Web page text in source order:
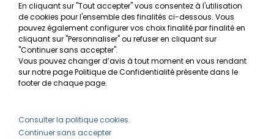
MON COMPTE
Avantages
Créer un compte client
Besoin d'aide ?
En cliquant sur "Tout accepter" vous consentez à l'utilisation
de cookies pour l'ensemble des finalités ci-dessous. Vous
pouvez également configurer vos choix finalité par finalité en
cliquant sur "Personnaliser" ou refuser en cliquant sur
"Continuer sans accepter".
Vous pouvez changer d’avis à tout moment en vous rendant
sur notre page Politique de Confidentialité présente dans le
footer de chaque page.
Consulter la politique cookies.
Continuer sans accepter